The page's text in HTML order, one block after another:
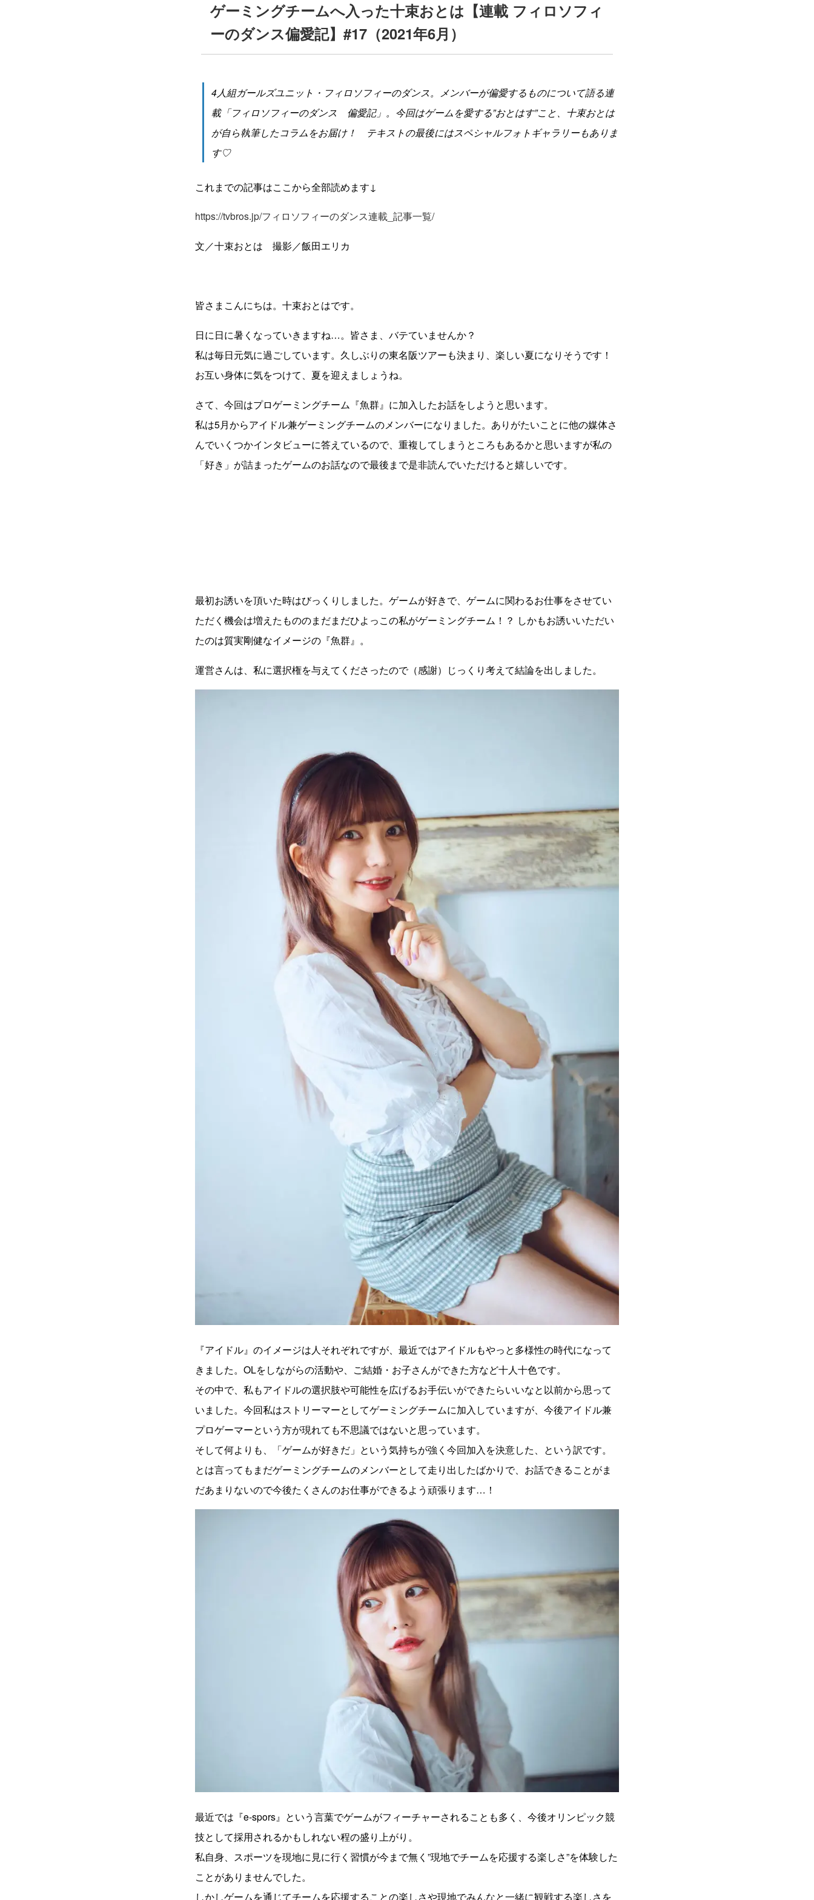
ゲーミングチームへ入った十束おとは【連載 フィロソフィ
ーのダンス偏愛記】#17（2021年6月）
4人組ガールズユニット・フィロソフィーのダンス。メンバーが偏愛するものについて語る連
載「フィロソフィーのダンス 偏愛記」。今回はゲームを愛する”おとはす”こと、十束おとは
が自ら執筆したコラムをお届け！ テキストの最後にはスペシャルフォトギャラリーもありま
す♡
これまでの記事はここから全部読めます↓
https://tvbros.jp/フィロソフィーのダンス連載_記事一覧/
文／十束おとは 撮影／飯田エリカ
皆さまこんにちは。十束おとはです。
日に日に暑くなっていきますね…。皆さま、バテていませんか？
私は毎日元気に過ごしています。久しぶりの東名阪ツアーも決まり、楽しい夏になりそうです！
お互い身体に気をつけて、夏を迎えましょうね。
さて、今回はプロゲーミングチーム『魚群』に加入したお話をしようと思います。
私は5月からアイドル兼ゲーミングチームのメンバーになりました。ありがたいことに他の媒体さ
んでいくつかインタビューに答えているので、重複してしまうところもあるかと思いますが私の
「好き」が詰まったゲームのお話なので最後まで是非読んでいただけると嬉しいです。
最初お誘いを頂いた時はびっくりしました。ゲームが好きで、ゲームに関わるお仕事をさせてい
ただく機会は増えたもののまだまだひよっこの私がゲーミングチーム！？ しかもお誘いいただい
たのは質実剛健なイメージの『魚群』。
運営さんは、私に選択権を与えてくださったので（感謝）じっくり考えて結論を出しました。
『アイドル』のイメージは人それぞれですが、最近ではアイドルもやっと多様性の時代になって
きました。OLをしながらの活動や、ご結婚・お子さんができた方など十人十色です。
その中で、私もアイドルの選択肢や可能性を広げるお手伝いができたらいいなと以前から思って
いました。今回私はストリーマーとしてゲーミングチームに加入していますが、今後アイドル兼
プロゲーマーという方が現れても不思議ではないと思っています。
そして何よりも、「ゲームが好きだ」という気持ちが強く今回加入を決意した、という訳です。
とは言ってもまだゲーミングチームのメンバーとして走り出したばかりで、お話できることがま
だあまりないので今後たくさんのお仕事ができるよう頑張ります…！
最近では『e-spors』という言葉でゲームがフィーチャーされることも多く、今後オリンピック競
技として採用されるかもしれない程の盛り上がり。
私自身、スポーツを現地に見に行く習慣が今まで無く”現地でチームを応援する楽しさ”を体験した
ことがありませんでした。
しかしゲームを通じてチームを応援することの楽しさや現地でみんなと一緒に観戦する楽しさを